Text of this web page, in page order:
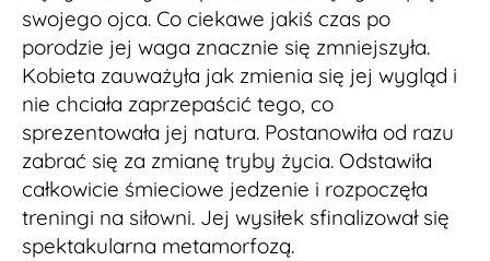
swojego ojca. Co ciekawe jakiś czas po
porodzie jej waga znacznie się zmniejszyła.
Kobieta zauważyła jak zmienia się jej wygląd i
nie chciała zaprzepaścić tego, co
sprezentowała jej natura. Postanowiła od razu
zabrać się za zmianę tryby życia. Odstawiła
całkowicie śmieciowe jedzenie i rozpoczęła
treningi na siłowni. Jej wysiłek sfinalizował się
spektakularna metamorfozą.